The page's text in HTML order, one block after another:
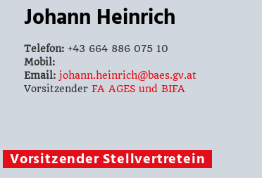
Johann Heinrich
Telefon:+43 664 886 075 10
Mobil:
Email: johann.heinrich@baes.gv.at
Vorsitzender FA AGES und BIFA
Vorsitzender Stellvertretein